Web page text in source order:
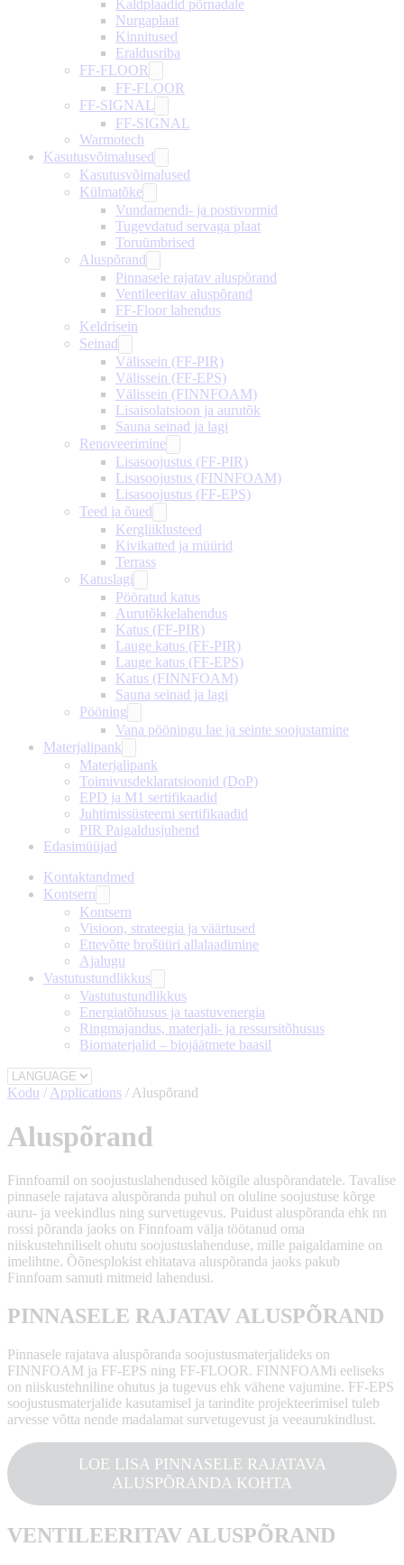
Kaldplaadid põrnadale
Nurgaplaat
Kinnitused
Eraldusriba
FF-FLOOR
FF-FLOOR
FF-SIGNAL
FF-SIGNAL
Warmotech
Kasutusvõimalused
Kasutusvõimalused
Külmatõke
Vundamendi- ja postivormid
Tugevdatud servaga plaat
Toruümbrised
Aluspõrand
Pinnasele rajatav aluspõrand
Ventileeritav aluspõrand
FF-Floor lahendus
Keldrisein
Seinad
Välissein (FF-PIR)
Välissein (FF-EPS)
Välissein (FINNFOAM)
Lisaisolatsioon ja aurutõk
Sauna seinad ja lagi
Renoveerimine
Lisasoojustus (FF-PIR)
Lisasoojustus (FINNFOAM)
Lisasoojustus (FF-EPS)
Teed ja õued
Kergliiklusteed
Kivikatted ja müürid
Terrass
Katuslagi
Pööratud katus
Aurutõkkelahendus
Katus (FF-PIR)
Lauge katus (FF-PIR)
Lauge katus (FF-EPS)
Katus (FINNFOAM)
Sauna seinad ja lagi
Pööning
Vana pööningu lae ja seinte soojustamine
Materjalipank
Materjalipank
Toimivusdeklaratsioonid (DoP)
EPD ja M1 sertifikaadid
Juhtimissüsteemi sertifikaadid
PIR Paigaldusjuhend
Edasimüüjad
Kontaktandmed
Kontsern
Kontsern
Visioon, strateegia ja väärtused
Ettevõtte brošüüri allalaadimine
Ajalugu
Vastutustundlikkus
Vastutustundlikkus
Energiatõhusus ja taastuvenergia
Ringmajandus, materjali- ja ressursitõhusus
Biomaterjalid – biojäätmete baasil
Kodu / Applications / Aluspõrand
Aluspõrand
Finnfoamil on soojustuslahendused kõigile aluspõrandatele. Tavalise
pinnasele rajatava aluspõranda puhul on oluline soojustuse kõrge
auru- ja veekindlus ning survetugevus. Puidust aluspõranda ehk nn
rossi põranda jaoks on Finnfoam välja töötanud oma
niiskustehniliselt ohutu soojustuslahenduse, mille paigaldamine on
imelihtne. Õõnesplokist ehitatava aluspõranda jaoks pakub
Finnfoam samuti mitmeid lahendusi.
PINNASELE RAJATAV ALUSPÕRAND
Pinnasele rajatava aluspõranda soojustusmaterjalideks on
FINNFOAM ja FF-EPS ning FF-FLOOR. FINNFOAMi eeliseks
on niiskustehniline ohutus ja tugevus ehk vähene vajumine. FF-EPS
soojustusmaterjalide kasutamisel ja tarindite projekteerimisel tuleb
arvesse võtta nende madalamat survetugevust ja veeaurukindlust.
LOE LISA PINNASELE RAJATAVA
ALUSPÕRANDA KOHTA
VENTILEERITAV ALUSPÕRAND